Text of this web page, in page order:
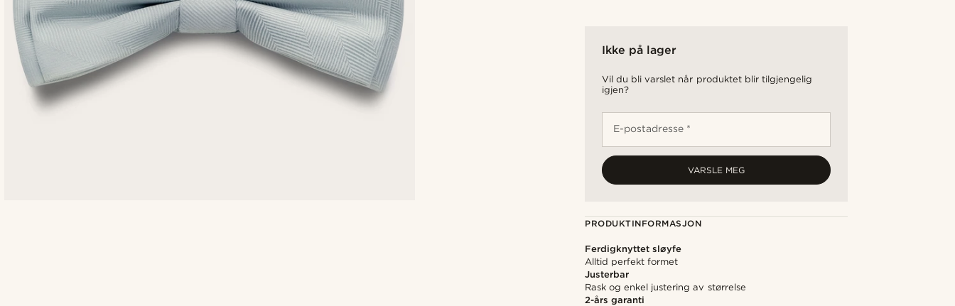
Ikke på lager
Vil du bli varslet når produktet blir tilgjengelig
igjen?
E-postadresse *
VARSLE MEG
PRODUKTINFORMASJON
Ferdigknyttet sløyfe
Alltid perfekt formet
Justerbar
Rask og enkel justering av størrelse
2-års garanti